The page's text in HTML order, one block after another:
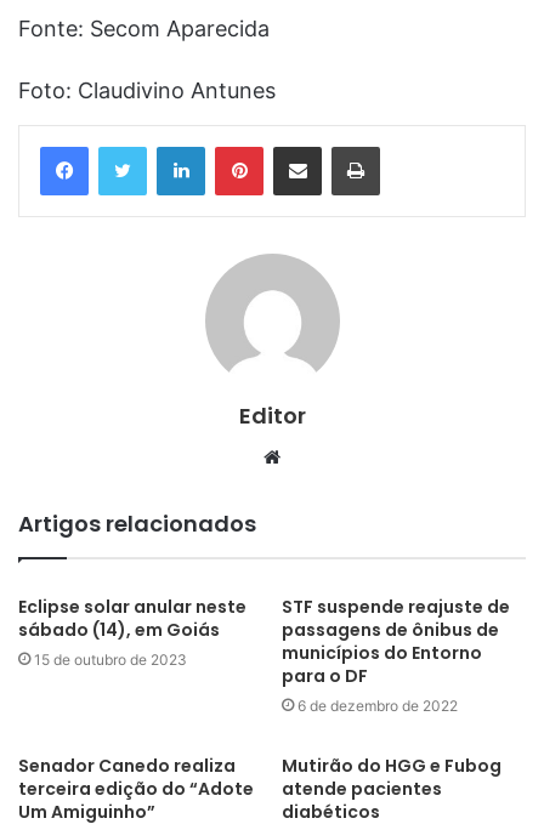
Fonte: Secom Aparecida
Foto: Claudivino Antunes
LinkedinPinterestCompartilhar via e-mail Imprimir
Editor
Website
Artigos relacionados
Eclipse solar anular neste
sábado (14), em Goiás
15 de outubro de 2023
STF suspende reajuste de
passagens de ônibus de
municípios do Entorno
para o DF
6 de dezembro de 2022
Senador Canedo realiza
terceira edição do “Adote
Um Amiguinho”
Mutirão do HGG e Fubog
atende pacientes
diabéticos